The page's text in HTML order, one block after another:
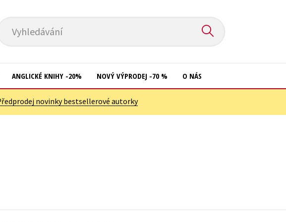
Vyhledávání
ANGLICKÉ KNIHY -20% NOVÝ VÝPRODEJ -70 % O NÁS
novinky bestsellerové autorky